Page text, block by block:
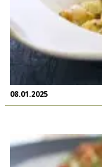
08.01.2025